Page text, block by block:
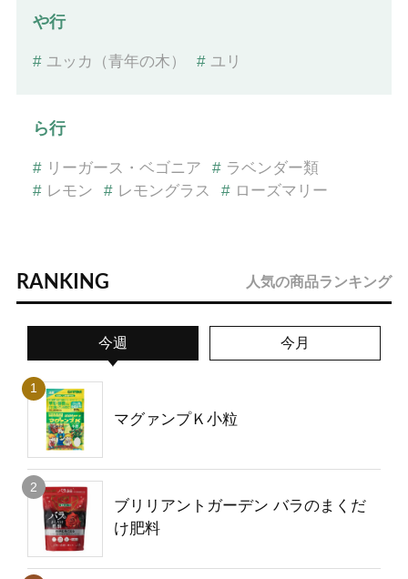
や行
# ユッカ（青年の木） # ユリ
ら行
# リーガース・ベゴニア # ラベンダー類
# レモン # レモングラス # ローズマリー
RANKING 人気の商品ランキング
今週 今月
マグァンプＫ小粒
ブリリアントガーデン バラのまくだ
け肥料